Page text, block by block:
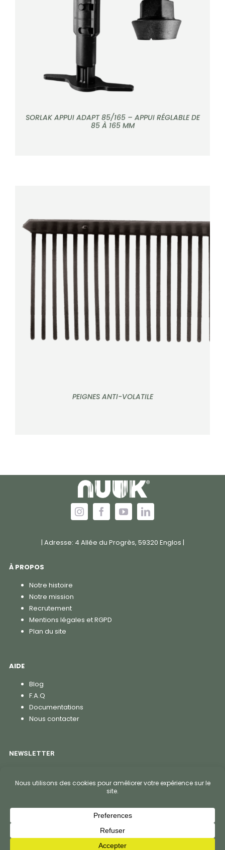
DÉTAILS
SORLAK APPUI ADAPT 85/165 – APPUI RÉGLABLE DE
85 À 165 MM
PEIGNES ANTI-VOLATILE
| Adresse: 4 Allée du Progrès, 59320 Englos |
À PROPOS
Notre histoire
Notre mission
Recrutement
Mentions légales et RGPD
Plan du site
AIDE
Blog
F.A.Q
Documentations
Nous contacter
NEWSLETTER
S'abonner